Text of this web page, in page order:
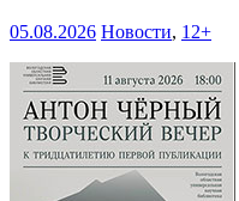
05.08.2026 Новости, 12+